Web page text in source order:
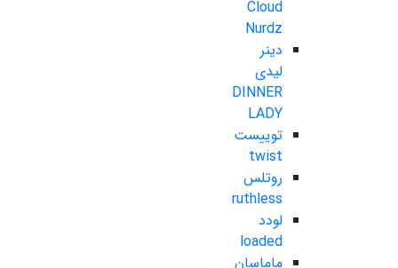
Cloud
Nurdz
دینر
لیدی
DINNER
LADY
توییست
twist
روتلس
ruthless
لودد
loaded
ماماسان